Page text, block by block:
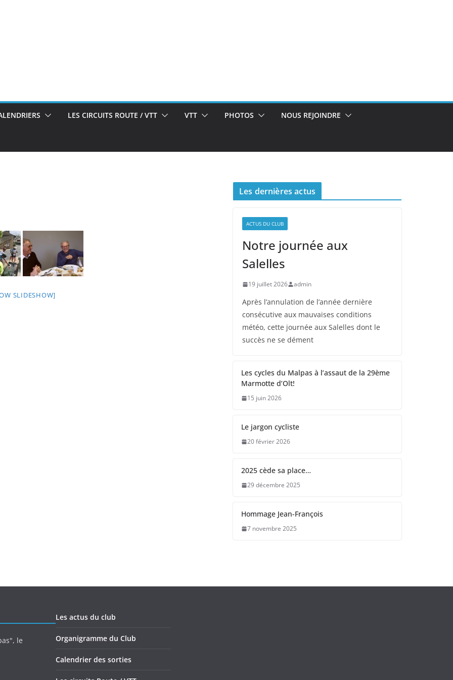
LES CIRCUITS ROUTE / VTT VTT PHOTOS NOUS REJOINDRE
SLIDESHOW]
Les dernières actus
ACTUS DU CLUB
Notre journée aux
Salelles
19 juillet 2026 admin
Après l’annulation de l’année dernière
consécutive aux mauvaises conditions
météo, cette journée aux Salelles dont le
succès ne se dément
Les cycles du Malpas à l’assaut de la 29ème
Marmotte d’Olt!
15 juin 2026
Le jargon cycliste
20 février 2026
2025 cède sa place…
29 décembre 2025
Hommage Jean-François
7 novembre 2025
le
Les actus du club
Organigramme du Club
Calendrier des sorties